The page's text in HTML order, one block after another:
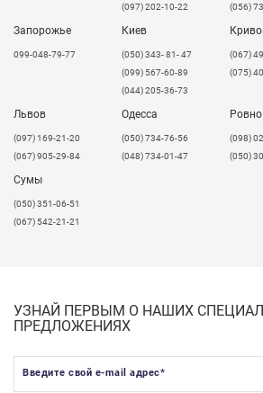
(097) 202-10-22
(056)
Запорожье
099-048-79-77
Киев
(050) 343- 81- 47
(099) 567-60-89
(044) 205-36-73
(067)
(075)
Львов
​(097) 169-21-20
(067) 905-29-84
Одесса
(050) 734-76-56
(048) 734-01-47
Ровно
(098)
(050)
Сумы
(050) 351-06-51
(067) 542-21-21
УЗНАЙ ПЕРВЫМ О НАШИХ
ПРЕДЛОЖЕНИЯХ
Введите свой e-mail адрес*